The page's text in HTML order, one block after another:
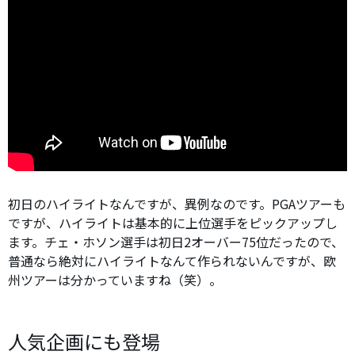
初日のハイライトなんですが、異例なのです。PGAツアーも
ですが、ハイライトは基本的に上位選手をピックアップし
ます。チェ・ホソン選手は初日2オーバー75位だったので、
普通なら絶対にハイライトなんて作られないんですが、欧
州ツアーは分かっていますね（笑）。
人気企画にも登場